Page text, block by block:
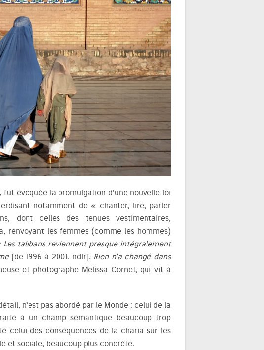
fut évoquée la promulgation d’une nouvelle loi
notamment de « chanter, lire, parler
dont celles des tenues vestimentaires,
renvoyant les femmes (comme les hommes)
Les talibans reviennent presque intégralement
[de 1996 à 2001. ndlr]. Rien n’a changé dans
et photographe Melissa Cornet, qui vit à
n’est pas abordé par le Monde : celui de la
à un champ sémantique beaucoup trop
celui des conséquences de la charia sur les
et sociale, beaucoup plus concrète.